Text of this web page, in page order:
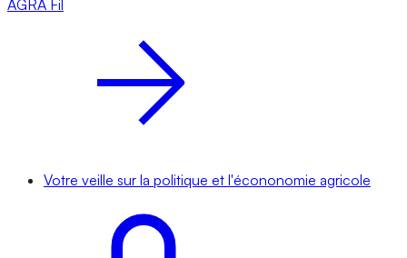
AGRA Fil
Votre veille sur la politique et l'écononomie agricole